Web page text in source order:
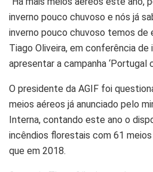
inverno pouco chuvoso e nós já
inverno pouco chuvoso temos de
Tiago Oliveira, em conferência de
apresentar a campanha ‘Portugal
O presidente da AGIF foi
meios aéreos já anunciado pelo
Interna, contando este ano o
incêndios florestais com 61
que em 2018.